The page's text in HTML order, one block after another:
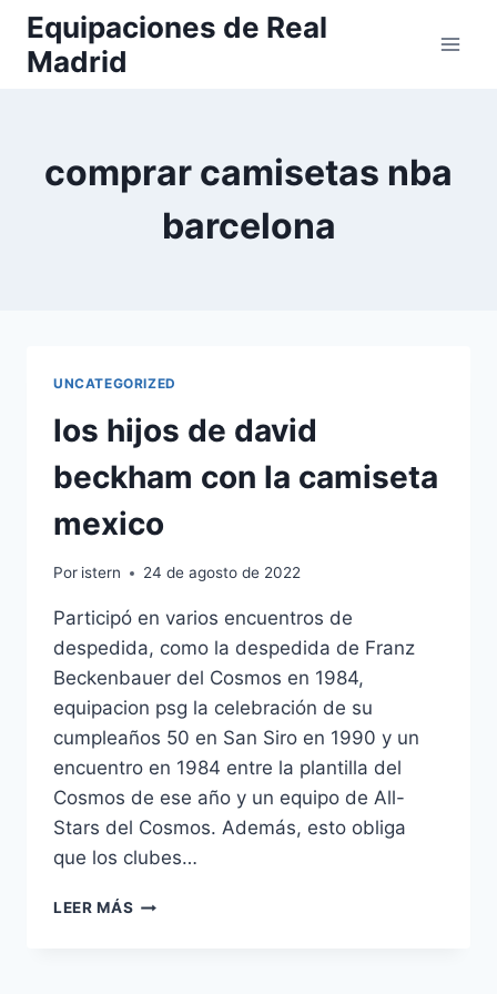
Saltar
contenido
Equipaciones de Real
Madrid
comprar camisetas nba
barcelona
UNCATEGORIZED
los hijos de david
beckham con la camiseta
mexico
Por istern 24 de agosto de 2022
Participó en varios encuentros de
despedida, como la despedida de Franz
Beckenbauer del Cosmos en 1984,
equipacion psg la celebración de su
cumpleaños 50 en San Siro en 1990 y un
encuentro en 1984 entre la plantilla del
Cosmos de ese año y un equipo de All-
Stars del Cosmos. Además, esto obliga
que los clubes…
LEER MÁS LOS